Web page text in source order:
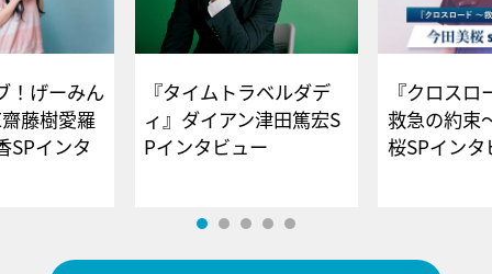
！げーみん
藤樹愛羅
SPインタ
『タイムトラベルダデ
ィ』ダイアン津田篤宏S
Pインタビュー
『クロス
救急の約束
桜SPイ